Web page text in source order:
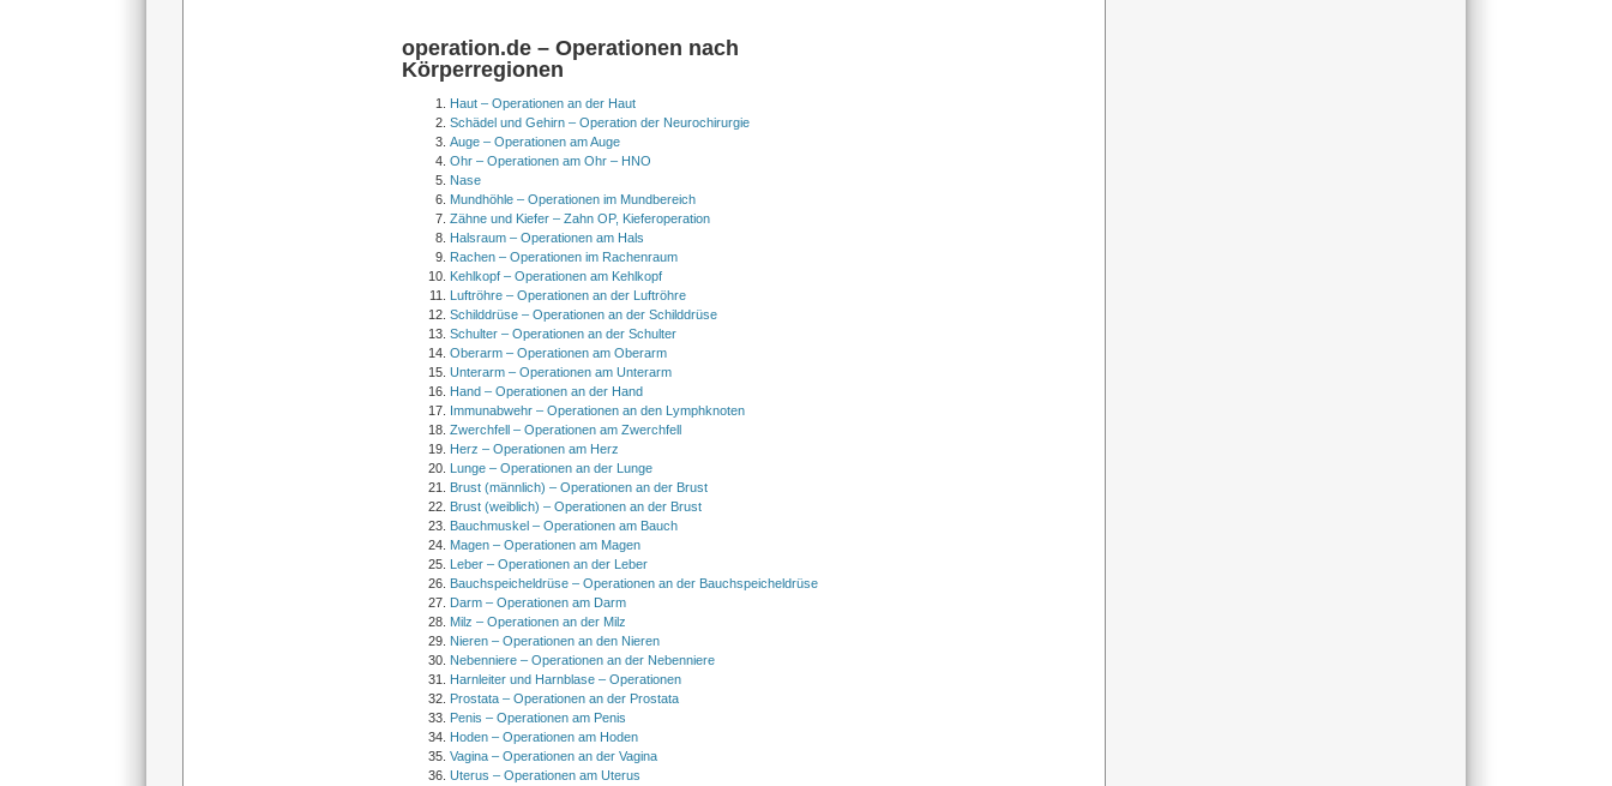
operation.de – Operationen nach
Körperregionen
Haut – Operationen an der Haut
Schädel und Gehirn – Operation der Neurochirurgie
Auge – Operationen am Auge
Ohr – Operationen am Ohr – HNO
Nase
Mundhöhle – Operationen im Mundbereich
Zähne und Kiefer – Zahn OP, Kieferoperation
Halsraum – Operationen am Hals
Rachen – Operationen im Rachenraum
Kehlkopf – Operationen am Kehlkopf
Luftröhre – Operationen an der Luftröhre
Schilddrüse – Operationen an der Schilddrüse
Schulter – Operationen an der Schulter
Oberarm – Operationen am Oberarm
Unterarm – Operationen am Unterarm
Hand – Operationen an der Hand
Immunabwehr – Operationen an den Lymphknoten
Zwerchfell – Operationen am Zwerchfell
Herz – Operationen am Herz
Lunge – Operationen an der Lunge
Brust (männlich) – Operationen an der Brust
Brust (weiblich) – Operationen an der Brust
Bauchmuskel – Operationen am Bauch
Magen – Operationen am Magen
Leber – Operationen an der Leber
Bauchspeicheldrüse – Operationen an der Bauchspeicheldrüse
Darm – Operationen am Darm
Milz – Operationen an der Milz
Nieren – Operationen an den Nieren
Nebenniere – Operationen an der Nebenniere
Harnleiter und Harnblase – Operationen
Prostata – Operationen an der Prostata
Penis – Operationen am Penis
Hoden – Operationen am Hoden
Vagina – Operationen an der Vagina
Uterus – Operationen am Uterus